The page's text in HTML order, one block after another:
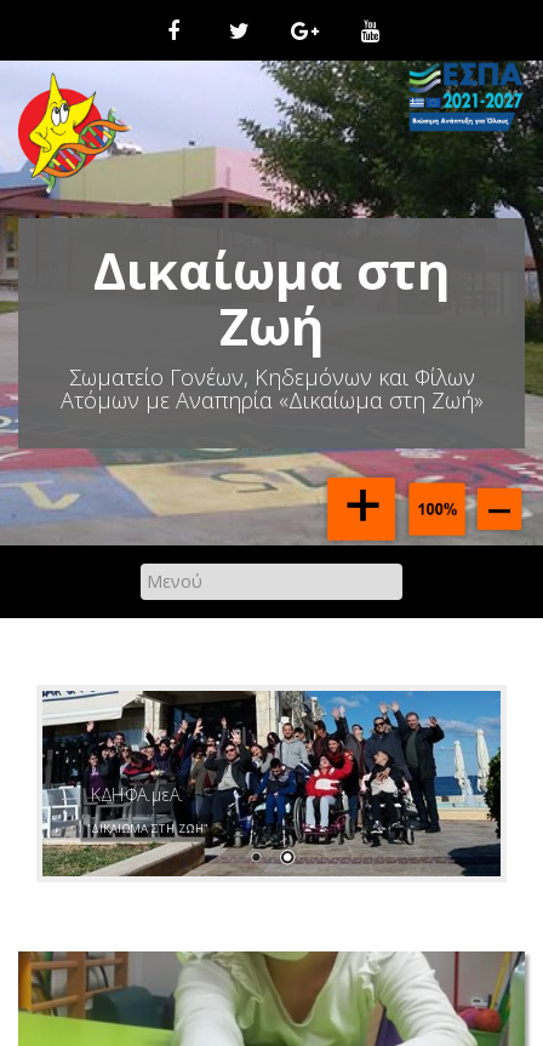
τ
η
σ
τ
ο
π
ε
ρ
χ
ό
μ
ε
ν
ο
Δικαίωμα στη
Ζωή
Σωματείο Γονέων, Κηδεμόνων και Φίλων
Ατόμων με Αναπηρία «Δικαίωμα στη Ζωή»
ΚΔΗΦΑ.μεΑ.
"ΔΙΚΑΙΩΜΑ ΣΤΗ ΖΩΗ"